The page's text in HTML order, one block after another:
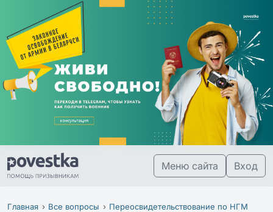
Меню сайта Вход
Главная Все вопросы
Переосвидетельствование по НГМ